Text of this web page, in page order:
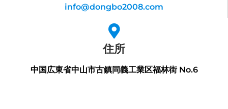
info@dongbo2008.com
住所
中国広東省中山市古鎮同義工業区福林街 No.6